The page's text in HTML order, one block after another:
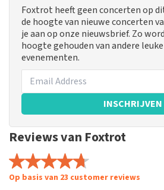
Foxtrot heeft geen concerten op
de hoogte van nieuwe concerten
je aan op onze nieuwsbrief. Zo
hoogte gehouden van andere
evenementen.
INSCHRIJVEN
Reviews van Foxtrot
Op basis van 23 customer reviews